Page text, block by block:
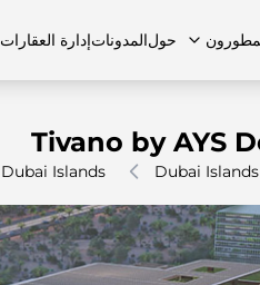
منازل تاون هاوسمنازل تاون هاوس
حول
الوظائف الشائعة
المدوناتإدارة العقارات
Tivano by AYS
Dubai Islands
Islands